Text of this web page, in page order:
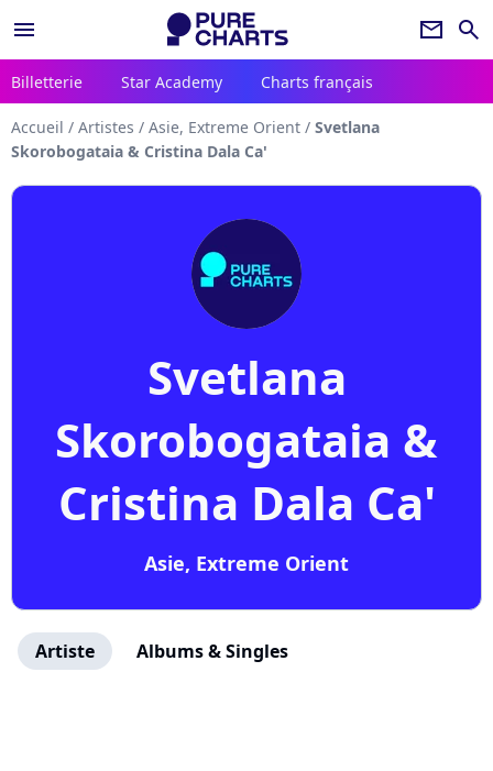
menu newsletter search
Billetterie Star Academy Charts français
Accueil / Artistes / Asie, Extreme Orient / Svetlana
Skorobogataia & Cristina Dala Ca'
Svetlana
Skorobogataia &
Cristina Dala Ca'
Asie, Extreme Orient
Artiste Albums & Singles